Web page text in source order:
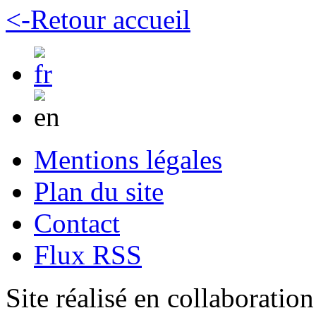
<-Retour accueil
Mentions légales
Plan du site
Contact
Flux RSS
Site réalisé en